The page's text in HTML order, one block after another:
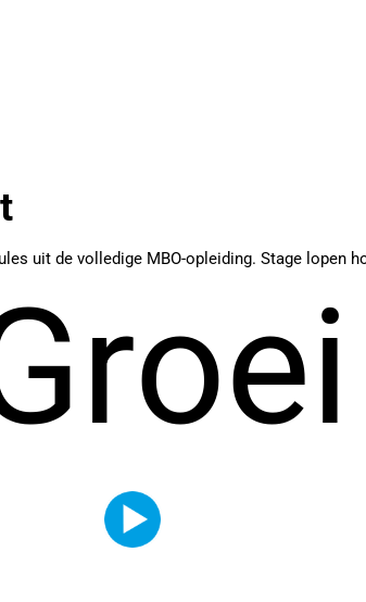
uit de volledige MBO-opleiding. Stage lopen